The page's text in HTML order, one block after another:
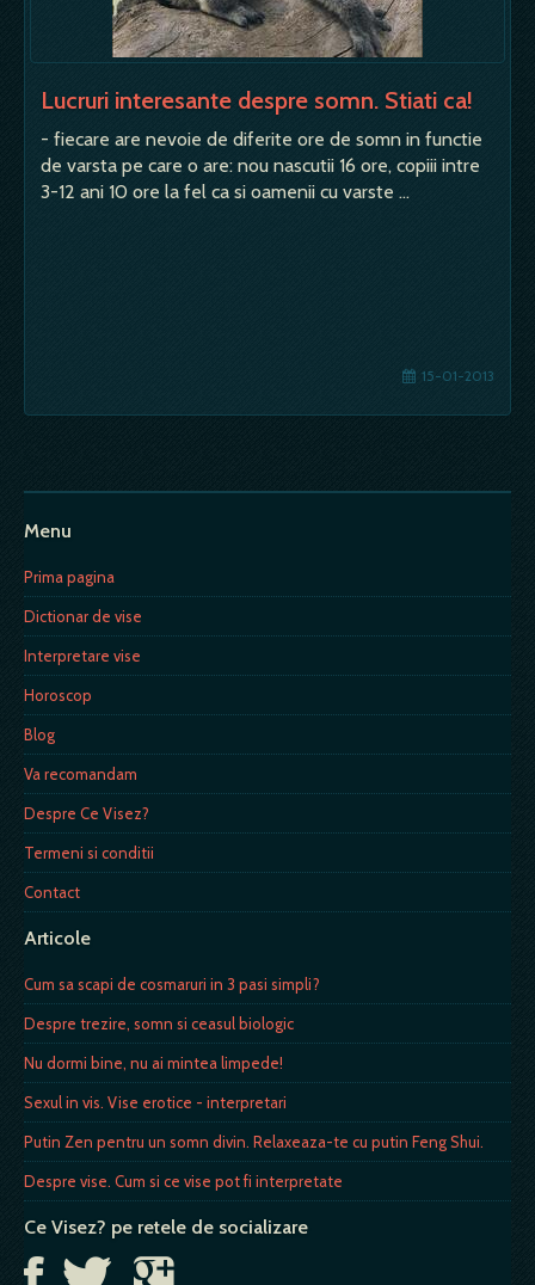
Lucruri interesante despre somn. Stiati ca!
- fiecare are nevoie de diferite ore de somn in functie
de varsta pe care o are: nou nascutii 16 ore, copiii intre
3-12 ani 10 ore la fel ca si oamenii cu varste …
15-01-2013
Menu
Prima pagina
Dictionar de vise
Interpretare vise
Horoscop
Blog
Va recomandam
Despre Ce Visez?
Termeni si conditii
Contact
Articole
Cum sa scapi de cosmaruri in 3 pasi simpli?
Despre trezire, somn si ceasul biologic
Nu dormi bine, nu ai mintea limpede!
Sexul in vis. Vise erotice - interpretari
Putin Zen pentru un somn divin. Relaxeaza-te cu putin Feng Shui.
Despre vise. Cum si ce vise pot fi interpretate
Ce Visez? pe retele de socializare